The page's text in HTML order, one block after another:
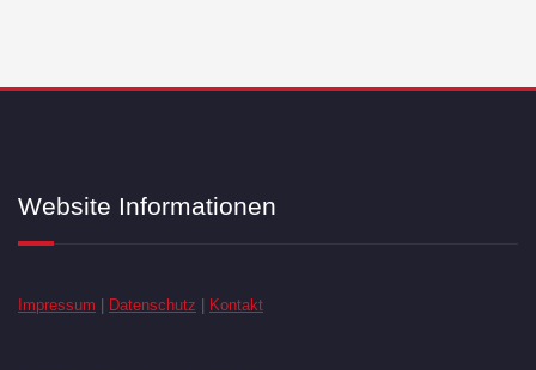
Website Informationen
Impressum Datenschutz Kontakt